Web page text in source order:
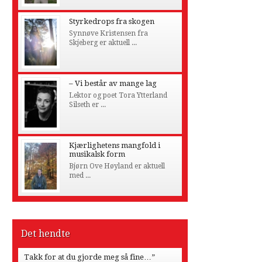
Styrkedrops fra skogen
Synnøve Kristensen fra
Skjeberg er aktuell ...
– Vi består av mange lag
Lektor og poet Tora Ytterland
Silseth er ...
Kjærlighetens mangfold i
musikalsk form
Bjørn Ove Høyland er aktuell
med ...
Det hendte
Takk for at du gjorde meg så fine…”